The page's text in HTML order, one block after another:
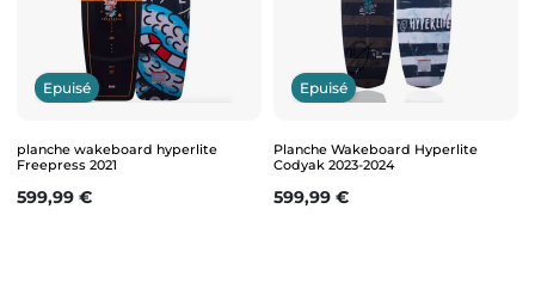
Epuisé
planche wakeboard hyperlite
Freepress 2021
Prix
599,99 €
Epuisé
Planche Wakeboard Hyperlite
Codyak 2023-2024
Prix
599,99 €